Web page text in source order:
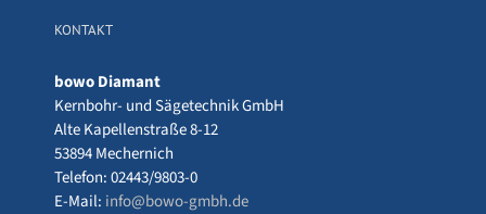
KONTAKT
bowo Diamant
Kernbohr- und Sägetechnik GmbH
Alte Kapellenstraße 8-12
53894 Mechernich
Telefon: 02443/9803-0
E-Mail: info@bowo-gmbh.de